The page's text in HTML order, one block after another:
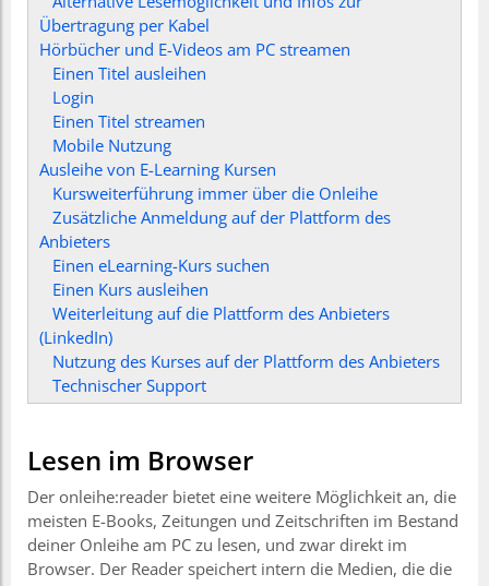
Übertragung per Kabel
Hörbücher und E-Videos am PC streamen
Einen Titel ausleihen
Login
Einen Titel streamen
Mobile Nutzung
Ausleihe von E-Learning Kursen
Kursweiterführung immer über die Onleihe
Zusätzliche Anmeldung auf der Plattform des
Anbieters
Einen eLearning-Kurs suchen
Einen Kurs ausleihen
Weiterleitung auf die Plattform des Anbieters
(LinkedIn)
Nutzung des Kurses auf der Plattform des Anbieters
Technischer Support
Lesen im Browser
Der onleihe:reader bietet eine weitere Möglichkeit an, die
meisten E-Books, Zeitungen und Zeitschriften im Bestand
deiner Onleihe am PC zu lesen, und zwar direkt im
Browser. Der Reader speichert intern die Medien, die die